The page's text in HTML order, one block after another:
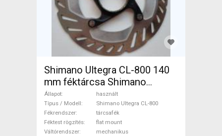
Shimano Ultegra CL-800 140
mm féktárcsa Shimano
Ultegra CL-800 Országúti /
Gravel / Triatlon Alkatrész,
Országúti Fék / Fékváltókar
mechanikus használt ELADÓ
Állapot
használt
Típus / Modell
Shimano Ultegra CL-800
Fékrendszer
tárcsafék
Féktest rögzítés
flat mount
Váltórendszer
mechanikus